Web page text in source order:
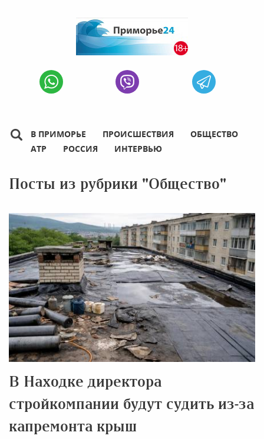
В ПРИМОРЬЕ ПРОИСШЕСТВИЯ
ОБЩЕСТВО
АТР
РОССИЯ ИНТЕРВЬЮ
Посты из рубрики "Общество"
В Находке директора
стройкомпании будут судить из-за
капремонта крыш